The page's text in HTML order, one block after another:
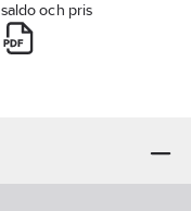
saldo och pris